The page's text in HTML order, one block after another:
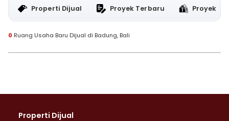
Properti Dijual Proyek Terbaru Proyek
0 Ruang Usaha Baru Dijual di Badung, Bali
Properti Dijual